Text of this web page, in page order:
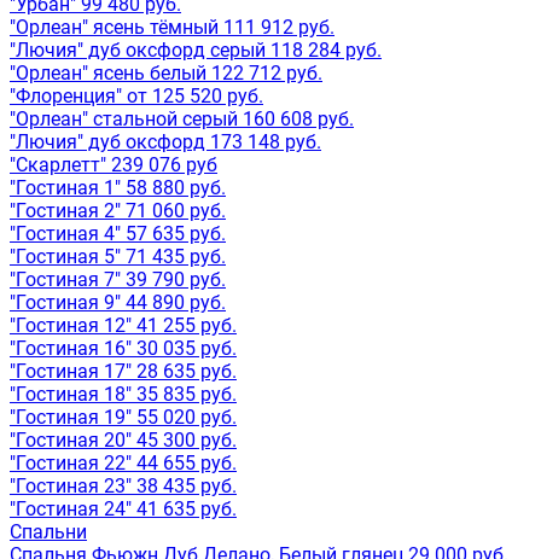
"Орлеан" ясень тёмный 111 912 руб.
"Лючия" дуб оксфорд серый 118 284 руб.
"Орлеан" ясень белый 122 712 руб.
"Флоренция" от 125 520 руб.
"Орлеан" стальной серый 160 608 руб.
"Лючия" дуб оксфорд 173 148 руб.
"Скарлетт" 239 076 руб
"Гостиная 1" 58 880 руб.
"Гостиная 2" 71 060 руб.
"Гостиная 4" 57 635 руб.
"Гостиная 5" 71 435 руб.
"Гостиная 7" 39 790 руб.
"Гостиная 9" 44 890 руб.
"Гостиная 12" 41 255 руб.
"Гостиная 16" 30 035 руб.
"Гостиная 17" 28 635 руб.
"Гостиная 18" 35 835 руб.
"Гостиная 19" 55 020 руб.
"Гостиная 20" 45 300 руб.
"Гостиная 22" 44 655 руб.
"Гостиная 23" 38 435 руб.
"Гостиная 24" 41 635 руб.
Спальни